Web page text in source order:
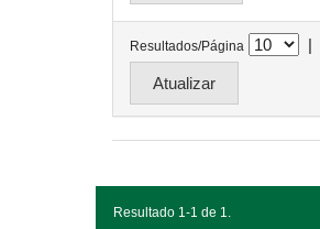
Resultados/Página |
Resultado 1-1 de 1.